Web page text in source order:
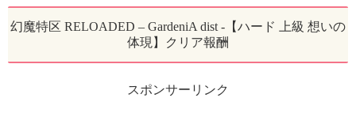
幻魔特区 RELOADED – GardeniA dist -【ハード 上級 想いの
体現】クリア報酬
スポンサーリンク